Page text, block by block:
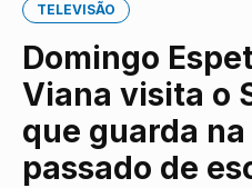
TELEVISÃO
Domingo
Viana visita o
que guarda
passado de